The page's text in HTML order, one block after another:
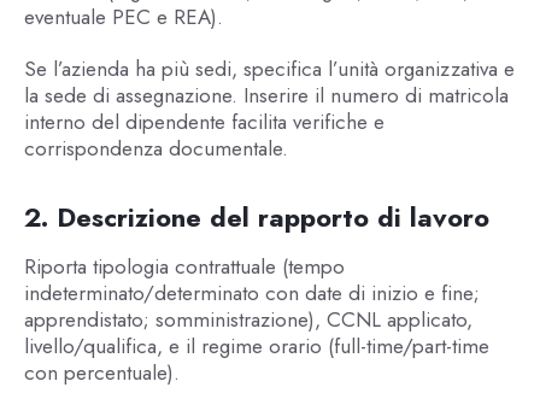
eventuale PEC e REA).
Se l’azienda ha più sedi, specifica l’unità organizzativa e
la sede di assegnazione. Inserire il numero di matricola
interno del dipendente facilita verifiche e
corrispondenza documentale.
2. Descrizione del rapporto di lavoro
Riporta tipologia contrattuale (tempo
indeterminato/determinato con date di inizio e fine;
apprendistato; somministrazione), CCNL applicato,
livello/qualifica, e il regime orario (full-time/part-time
con percentuale).